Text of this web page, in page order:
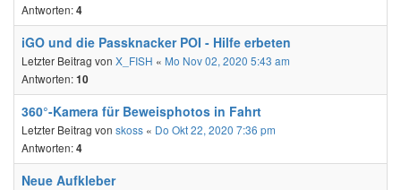
Antworten:4
iGO und die Passknacker POI - Hilfe erbeten
Letzter Beitrag von X_FISH « Mo Nov 02, 2020 5:43 am
Antworten:10
360°-Kamera für Beweisphotos in Fahrt
Letzter Beitrag von skoss « Do Okt 22, 2020 7:36 pm
Antworten:4
Neue Aufkleber